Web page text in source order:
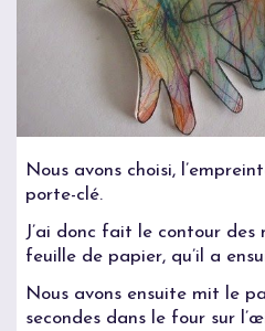
Nous avons choisi,
porte-clé.
J’ai donc fait le contour des
feuille de papier, qu’il a
Nous avons ensuite mit le
secondes dans le four sur